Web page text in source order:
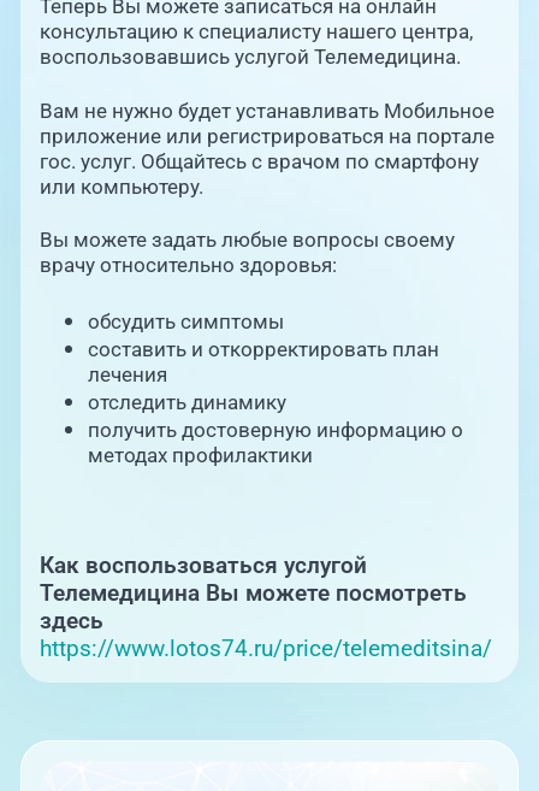
Пациентам
+7 (351) 220-00-03
Центр амбулаторной
онкологической помощи
+7 (7142) 927-003
Справочный телефон для
жителей Казахстана
Теперь Вы можете записаться на онлайн
консультацию к специалисту нашего центра,
воспользовавшись услугой Телемедицина.
Вам не нужно будет устанавливать Мобильное
приложение или регистрироваться на портале
гос. услуг. Общайтесь с врачом по смартфону
или компьютеру.
Вы можете задать любые вопросы своему
врачу относительно здоровья:
обсудить симптомы
составить и откорректировать план
лечения
отследить динамику
получить достоверную информацию о
методах профилактики
Как воспользоваться услугой
Телемедицина Вы можете посмотреть
здесь
https://www.lotos74.ru/price/telemeditsina/